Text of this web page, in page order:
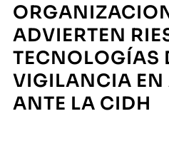
ADVIERTEN
TECNOLOGÍAS
VIGILANCIA
ANTE LA CIDH